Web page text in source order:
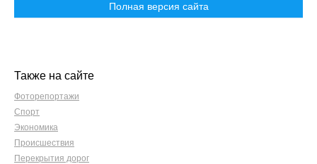
Полная версия сайта
Также на сайте
Фоторепортажи
Спорт
Экономика
Происшествия
Перекрытия дорог